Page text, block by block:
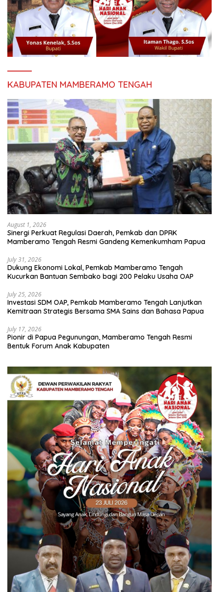
KABUPATEN MAMBERAMO TENGAH
August 1, 2026
Sinergi Perkuat Regulasi Daerah, Pemkab dan DPRK
Mamberamo Tengah Resmi Gandeng Kemenkumham Papua
July 31, 2026
Dukung Ekonomi Lokal, Pemkab Mamberamo Tengah
Kucurkan Bantuan Sembako bagi 200 Pelaku Usaha OAP
July 25, 2026
Investasi SDM OAP, Pemkab Mamberamo Tengah Lanjutkan
Kemitraan Strategis Bersama SMA Sains dan Bahasa Papua
July 17, 2026
Pionir di Papua Pegunungan, Mamberamo Tengah Resmi
Bentuk Forum Anak Kabupaten